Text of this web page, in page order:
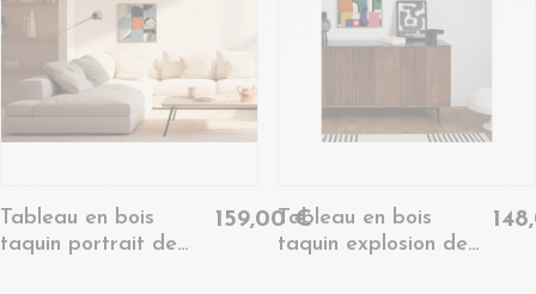
Tableau en bois
taquin portrait de
159,00 €Tableau en bois
taquin explosion de